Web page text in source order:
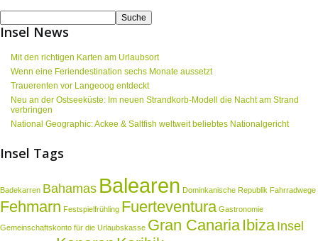
Insel News
Mit den richtigen Karten am Urlaubsort
Wenn eine Feriendestination sechs Monate aussetzt
Trauerenten vor Langeoog entdeckt
Neu an der Ostseeküste: Im neuen Strandkorb-Modell die Nacht am Strand
verbringen
National Geographic: Ackee & Saltfish weltweit beliebtes Nationalgericht
Insel Tags
Badekarren Bahamas Balearen Dominkanische Republik Fahrradwege
Fehmarn Festspielfrühling Fuerteventura Gastronomie
Gemeinschaftskonto für die Urlaubskasse Gran Canaria Ibiza Insel